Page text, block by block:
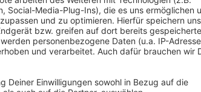
Neu dabei sind zum Beispiel die Geisterbahn
"Top Spin Fresh". Außerdem gibt es auf dem
Antenne Düsseldorf-Feuerwerkspartyerstmals
zum Beispiel Brings, die Swinging Funfares